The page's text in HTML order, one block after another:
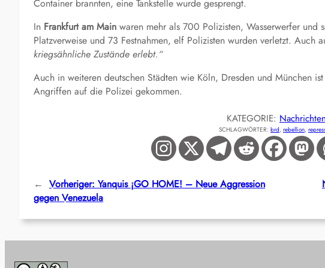
Container brannten, eine Tankstelle wurde gesprengt.
In Frankfurtam Main waren mehr als 700 Polizisten, Wasserwerfer und
Platzverweise und 73 Festnahmen, elf Polizisten wurden verletzt. Auch
kriegsähnliche Zustände erlebt.“
Auch in weiteren deutschen Städten wie Köln, Dresden und München
Angriffen auf die Polizei gekommen.
KATEGORIE: Nachrichten
SCHLAGWÖRTER: brd, rebellion,
← Vorheriger: Yanquis ¡GO HOME! – Neue Aggression
gegen Venezuela